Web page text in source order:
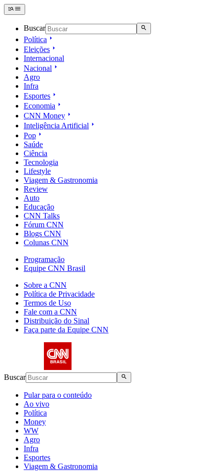
Buscar
Política
Eleições
Internacional
Nacional
Agro
Infra
Esportes
Economia
CNN Money
Inteligência Artificial
Pop
Saúde
Ciência
Tecnologia
Lifestyle
Viagem & Gastronomia
Review
Auto
Educação
CNN Talks
Fórum CNN
Blogs CNN
Colunas CNN
Programação
Equipe CNN Brasil
Sobre a CNN
Política de Privacidade
Termos de Uso
Fale com a CNN
Distribuição do Sinal
Faça parte da Equipe CNN
Buscar
Pular para o conteúdo
Ao vivo
Política
Money
WW
Agro
Infra
Esportes
Viagem & Gastronomia